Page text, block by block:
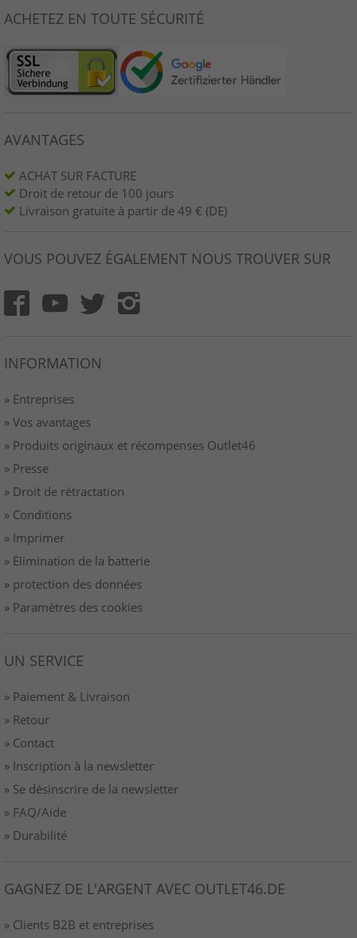
ACHETEZ EN TOUTE SÉCURITÉ
AVANTAGES
ACHAT SUR FACTURE
Droit de retour de 100 jours
Livraison gratuite à partir de 49 € (DE)
VOUS POUVEZ ÉGALEMENT NOUS TROUVER SUR
INFORMATION
» Entreprises
» Vos avantages
» Produits originaux et récompenses Outlet46
» Presse
» Droit de rétractation
» Conditions
» Imprimer
» Élimination de la batterie
» protection des données
» Paramètres des cookies
UN SERVICE
» Paiement & Livraison
» Retour
» Contact
» Inscription à la newsletter
» Se désinscrire de la newsletter
» FAQ/Aide
» Durabilité
GAGNEZ DE L'ARGENT AVEC OUTLET46.DE
» Clients B2B et entreprises